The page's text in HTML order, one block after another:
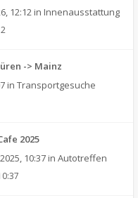
12:12 in Innenausstattung
-> Mainz
in Transportgesuche
2025
10:37 in Autotreffen